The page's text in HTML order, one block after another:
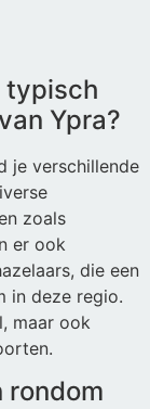
typisch
Ypra?
je verschillende
zoals
er ook
die een
in deze regio.
maar ook
rondom